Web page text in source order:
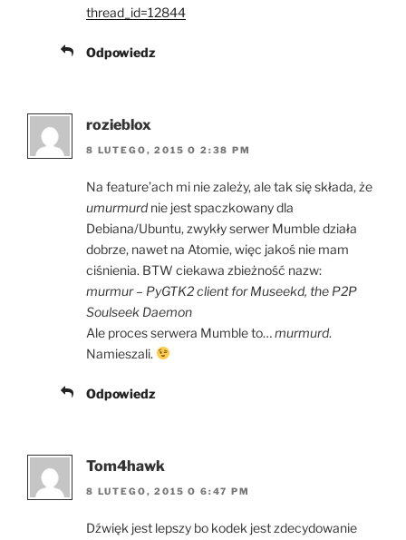
thread_id=12844
Odpowiedz
rozieblox
8 LUTEGO, 2015 O 2:38 PM
Na feature’ach mi nie zależy, ale tak się składa, że
umurmurdnie jest spaczkowany dla
Debiana/Ubuntu, zwykły serwer Mumble działa
dobrze, nawet na Atomie, więc jakoś nie mam
ciśnienia. BTW ciekawa zbieżność nazw:
murmur – PyGTK2 client for Museekd, the P2P
Soulseek Daemon
Ale proces serwera Mumble to…murmurd.
Namieszali.
Odpowiedz
Tom4hawk
8 LUTEGO, 2015 O 6:47 PM
Dźwięk jest lepszy bo kodek jest zdecydowanie